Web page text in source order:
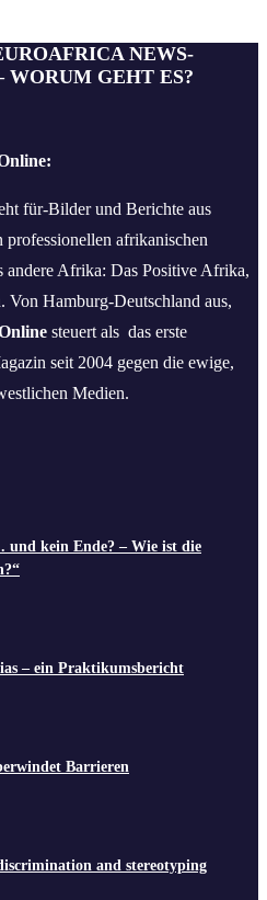
NEWS-
GEHT ES?
für-Bilder und Berichte aus
afrikanischen
andere Afrika: Das Positive Afrika,
Von Hamburg-Deutschland aus,
steuert als das erste
seit 2004 gegen die ewige,
Medien.
und kein Ende? – Wie ist die
– ein Praktikumsbericht
Barrieren
and stereotyping